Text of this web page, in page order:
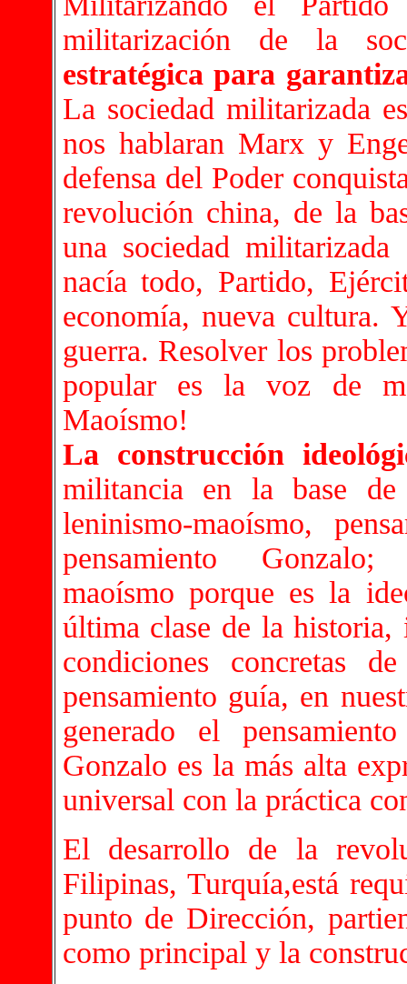
militarización de la
estratégica para
La sociedad militarizada
nos hablaran Marx y
defensa del Poder
revolución china, de la
una sociedad
nacía todo, Partido,
economía, nueva cultura.
guerra. Resolver los
popular es la voz de
Maoísmo!
La construcción
militancia en la base
leninismo-maoísmo,
pensamiento Gonzalo;
maoísmo porque es la
última clase de la historia,
condiciones concretas
pensamiento guía, en
generado el
Gonzalo es la más alta
universal con la práctica
El desarrollo de la
Filipinas, Turquía,está
punto de Dirección,
como principal y la